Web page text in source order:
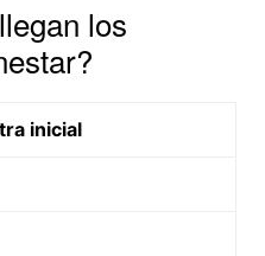
los
inicial